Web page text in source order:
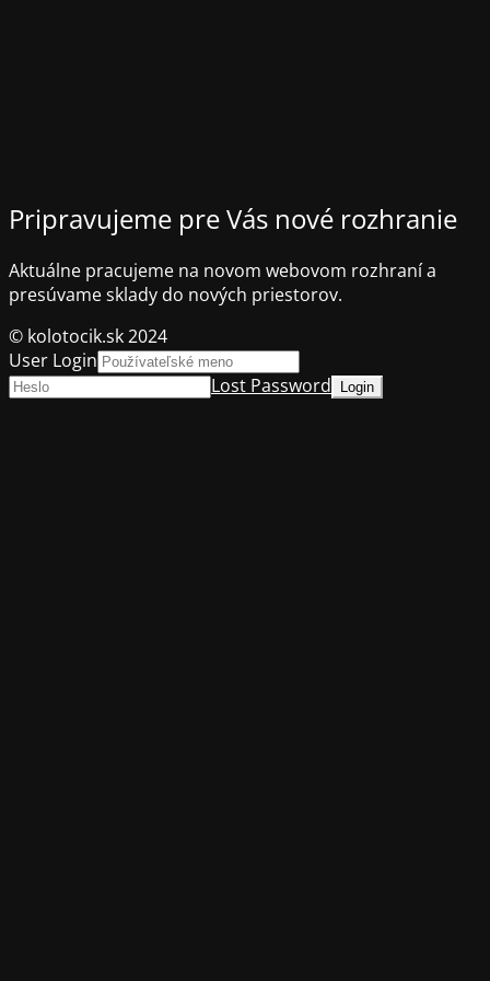
Pripravujeme pre Vás nové rozhranie
Aktuálne pracujeme na novom webovom rozhraní a
presúvame sklady do nových priestorov.
© kolotocik.sk 2024
User Login
Lost Password